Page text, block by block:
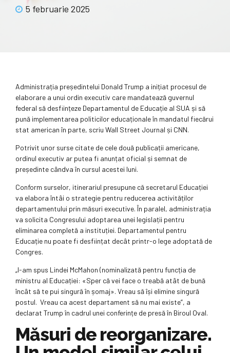
5 februarie 2025
Administrația președintelui Donald Trump a inițiat procesul de
elaborare a unui ordin executiv care mandatează guvernul
federal să desființeze Departamentul de Educație al SUA și să
pună implementarea politicilor educaționale în mandatul fiecărui
stat american în parte, scriu Wall Street Journal și CNN.
Potrivit unor surse citate de cele două publicații americane,
ordinul executiv ar putea fi anunțat oficial și semnat de
președinte cândva în cursul acestei luni.
Conform surselor, itinerariul presupune că secretarul Educației
va elabora întâi o strategie pentru reducerea activităților
departamentului prin măsuri executive. În paralel, administrația
va solicita Congresului adoptarea unei legislații pentru
eliminarea completă a instituției. Departamentul pentru
Educație nu poate fi desființat decât printr-o lege adoptată de
Congres.
„I-am spus Lindei McMahon (nominalizată pentru funcția de
ministru al Educației: «Sper că vei face o treabă atât de bună
încât să te pui singură în șomaj». Vreau să își elimine singură
postul. Vreau ca acest departament să nu mai existe”, a
declarat Trump în cadrul unei conferințe de presă în Biroul Oval.
Măsuri de reorganizare.